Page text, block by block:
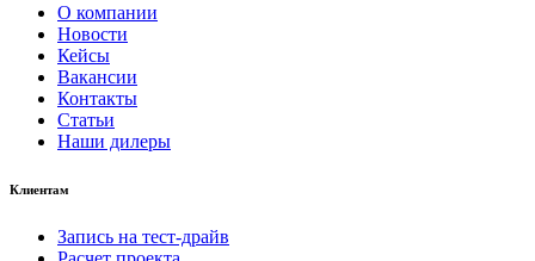
О компании
Новости
Кейсы
Вакансии
Контакты
Статьи
Наши дилеры
Клиентам
Запись на тест-драйв